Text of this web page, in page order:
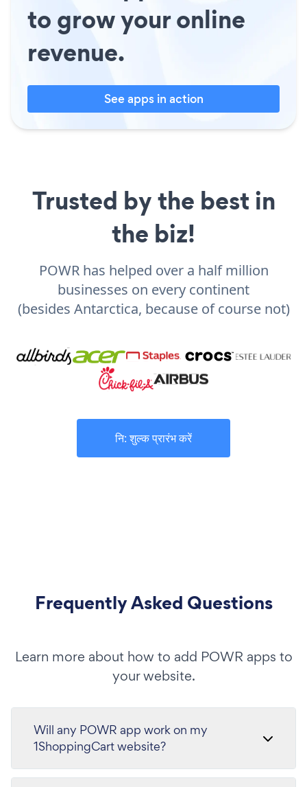
to grow your online
revenue.
See apps in action
Trusted by the best in
the biz!
POWR has helped over a half million
businesses on every continent
(besides Antarctica, because of course not)
नि: शुल्क प्रारंभ करें
Frequently Asked Questions
Learn more about how to add POWR apps to
your website.
Will any POWR app work on my
1ShoppingCart website?